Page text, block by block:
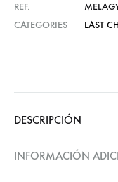
REF.
CATEGORIES
LAST
DESCRIPCIÓN
INFORMACIÓN